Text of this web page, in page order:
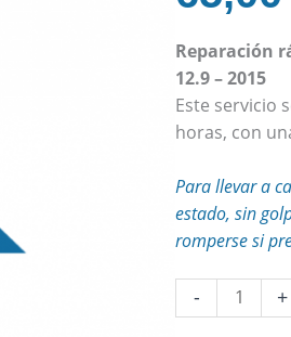
Reparación
12.9 – 2015
Este servicio
horas, con
Para llevar a
estado, sin
romperse si
-
Reparar
WiFi
+